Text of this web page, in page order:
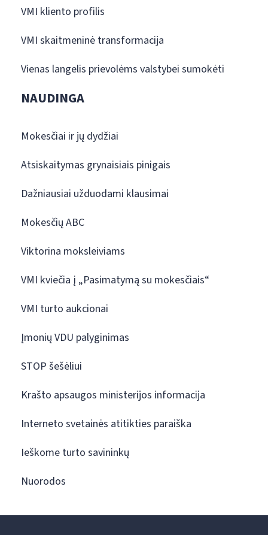
VMI kliento profilis
VMI skaitmeninė transformacija
Vienas langelis prievolėms valstybei sumokėti
NAUDINGA
Mokesčiai ir jų dydžiai
Atsiskaitymas grynaisiais pinigais
Dažniausiai užduodami klausimai
Mokesčių ABC
Viktorina moksleiviams
VMI kviečia į „Pasimatymą su mokesčiais“
VMI turto aukcionai
Įmonių VDU palyginimas
STOP šešėliui
Krašto apsaugos ministerijos informacija
Interneto svetainės atitikties paraiška
Ieškome turto savininkų
Nuorodos